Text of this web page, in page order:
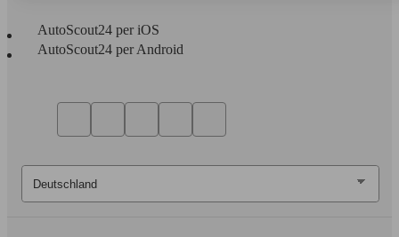
AutoScout24 per iOS
AutoScout24 per Android